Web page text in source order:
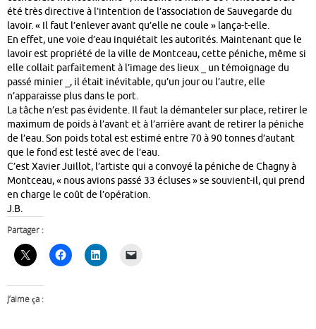
été très directive à l’intention de l’association de Sauvegarde du
lavoir. « Il faut l’enlever avant qu’elle ne coule » lança-t-elle.
En effet, une voie d’eau inquiétait les autorités. Maintenant que le
lavoir est propriété de la ville de Montceau, cette péniche, même si
elle collait parfaitement à l’image des lieux _ un témoignage du
passé minier _, il était inévitable, qu’un jour ou l’autre, elle
n’apparaisse plus dans le port.
La tâche n’est pas évidente. Il faut la démanteler sur place, retirer le
maximum de poids à l’avant et à l’arrière avant de retirer la péniche
de l’eau. Son poids total est estimé entre 70 à 90 tonnes d’autant
que le fond est lesté avec de l’eau.
C’est Xavier Juillot, l’artiste qui a convoyé la péniche de Chagny à
Montceau, « nous avions passé 33 écluses » se souvient-il, qui prend
en charge le coût de l’opération.
J.B.
Partager :
J’aime ça :